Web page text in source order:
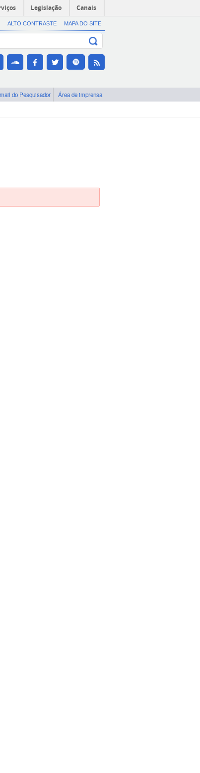
Legislação Canais
ALTO CONTRASTE MAPA DO SITE
do Pesquisador Área de imprensa